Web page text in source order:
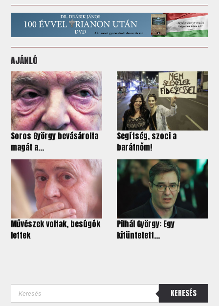
AJÁNLÓ
Soros György bevásárolta
magát a...
Segítség, szoci a
barátnőm!
Művészek voltak, besúgók
lettek
Pilhál György: Egy
kitüntetett...
KERESÉS